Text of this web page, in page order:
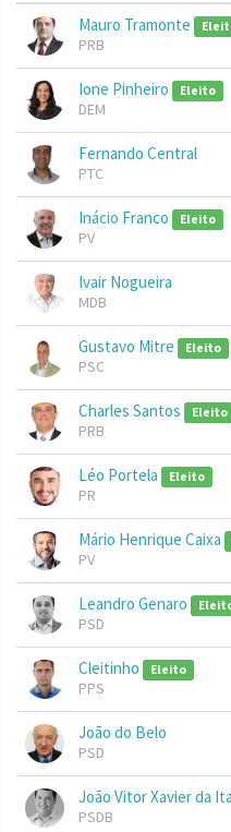
Mauro Tramonte
PRB
Ione Pinheiro Eleito
DEM
Fernando Central
PTC
Inácio Franco Eleito
PV
Ivair Nogueira
MDB
Gustavo Mitre Eleito
PSC
Charles Santos Eleito
PRB
Léo Portela Eleito
PR
Mário Henrique Caixa
PV
Leandro Genaro
PSD
Cleitinho Eleito
PPS
João do Belo
PSD
João Vitor Xavier da
PSDB